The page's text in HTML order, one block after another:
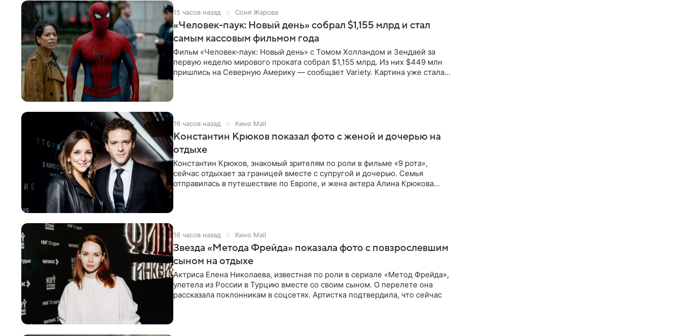
15 часов назад Соня Жарова
«Человек-паук: Новый день» собрал $1,155 млрд и стал
самым кассовым фильмом года
Фильм «Человек-паук: Новый день» с Томом Холландом и Зендаей за
первую неделю мирового проката собрал $1,155 млрд. Из них $449 млн
пришлись на Северную Америку — сообщает Variety. Картина уже стала
16 часов назад Кино Mail
Константин Крюков показал фото с женой и дочерью на
отдыхе
Константин Крюков, знакомый зрителям по роли в фильме «9 рота»,
сейчас отдыхает за границей вместе с супругой и дочерью. Семья
отправилась в путешествие по Европе, и жена актера Алина Крюкова
16 часов назад Кино Mail
Звезда «Метода Фрейда» показала фото с повзрослевшим
сыном на отдыхе
Актриса Елена Николаева, известная по роли в сериале «Метод Фрейда»,
улетела из России в Турцию вместе со своим сыном. О перелете она
рассказала поклонникам в соцсетях. Артистка подтвердила, что сейчас